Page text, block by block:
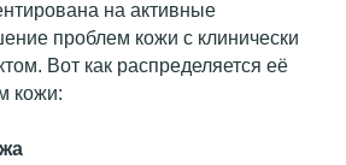
на активные
проблем кожи с клинически
Вот как распределяется её
кожи: